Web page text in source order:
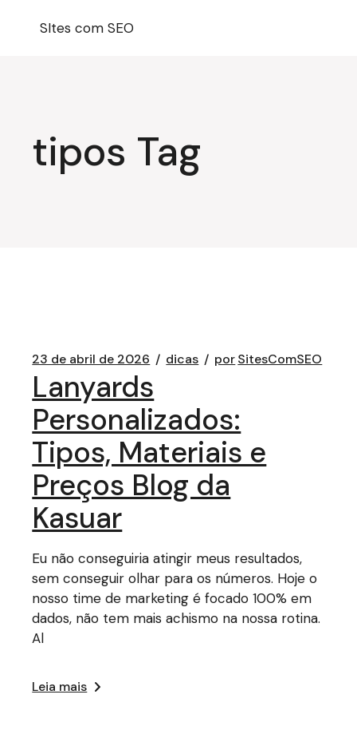
SItes com SEO
tipos Tag
23 de abril de 2026 dicas porSitesComSEO
Lanyards
Personalizados:
Tipos, Materiais e
Preços Blog da
Kasuar
Eu não conseguiria atingir meus resultados,
sem conseguir olhar para os números. Hoje o
nosso time de marketing é focado 100% em
dados, não tem mais achismo na nossa rotina.
Al
Leia mais